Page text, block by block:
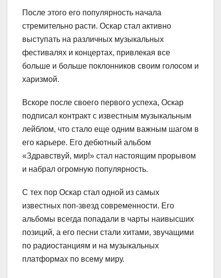
После этого его популярность начала
стремительно расти. Оскар стал активно
выступать на различных музыкальных
фестивалях и концертах, привлекая все
больше и больше поклонников своим голосом и
харизмой.
Вскоре после своего первого успеха, Оскар
подписал контракт с известным музыкальным
лейблом, что стало еще одним важным шагом в
его карьере. Его дебютный альбом
«Здравствуй, мир!» стал настоящим прорывом
и набрал огромную популярность.
С тех пор Оскар стал одной из самых
известных поп-звезд современности. Его
альбомы всегда попадали в чарты наивысших
позиций, а его песни стали хитами, звучащими
по радиостанциям и на музыкальных
платформах по всему миру.